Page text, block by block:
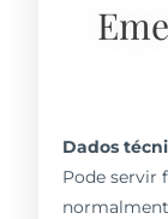
Dados
Pode servir